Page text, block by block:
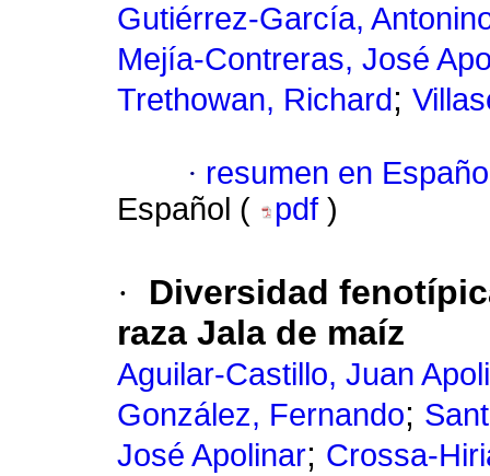
Gutiérrez-García,
Mejía-Contreras, José
Trethowan, Richard ;
· resumen en
Español (
pdf )
·
Diversidad
raza Jala de maíz
Aguilar-Castillo, Juan
González, Fernando;
José Apolinar; Crossa-